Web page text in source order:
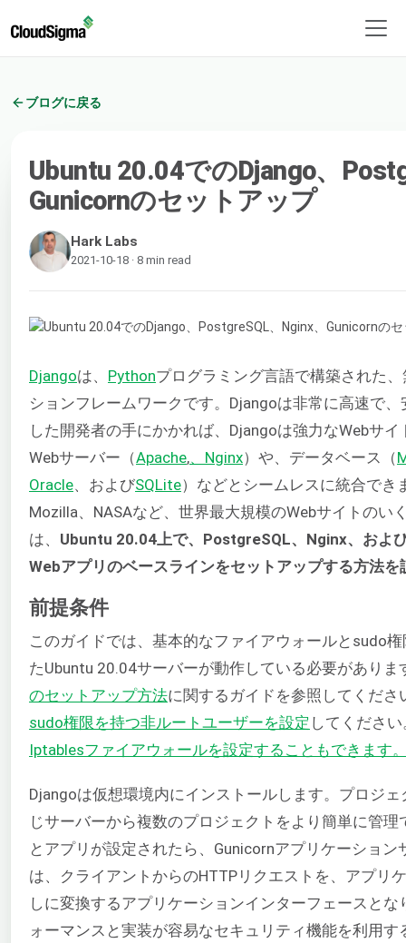
ブログに戻る
Ubuntu 20.04でのDjango、
Gunicornのセットアップ
Hark Labs
2021-10-18 · 8 min read
Djangoは、 Pythonプログラミング言語で構築された
ションフレームワークです。Djangoは非常に高速で
した開発者の手にかかれば、Djangoは強力なWebサ
Webサーバー（Apache,、Nginx）や、データベース（
Oracle、およびSQLite）などとシームレスに統合で
Mozilla、NASAなど、世界最大規模のWebサイトのい
は、 Ubuntu 20.04上で、PostgreSQL、Nginx、およ
Webアプリのベースラインをセットアップする方法を
前提条件
このガイドでは、基本的なファイアウォールとsudo
たUbuntu 20.04サーバーが動作している必要がありま
のセットアップ方法に関するガイドを参照してくだ
sudo権限を持つ非ルートユーザーを設定 してくださ
Iptablesファイアウォールを設定することもできます
Djangoは仮想環境内にインストールします。プロジ
じサーバーから複数のプロジェクトをより簡単に管
とアプリが設定されたら、Gunicornアプリケーショ
は、クライアントからのHTTPリクエストを、アプリ
しに変換するアプリケーションインターフェースと
ォーマンスと実装が容易なセキュリティ機能を利用